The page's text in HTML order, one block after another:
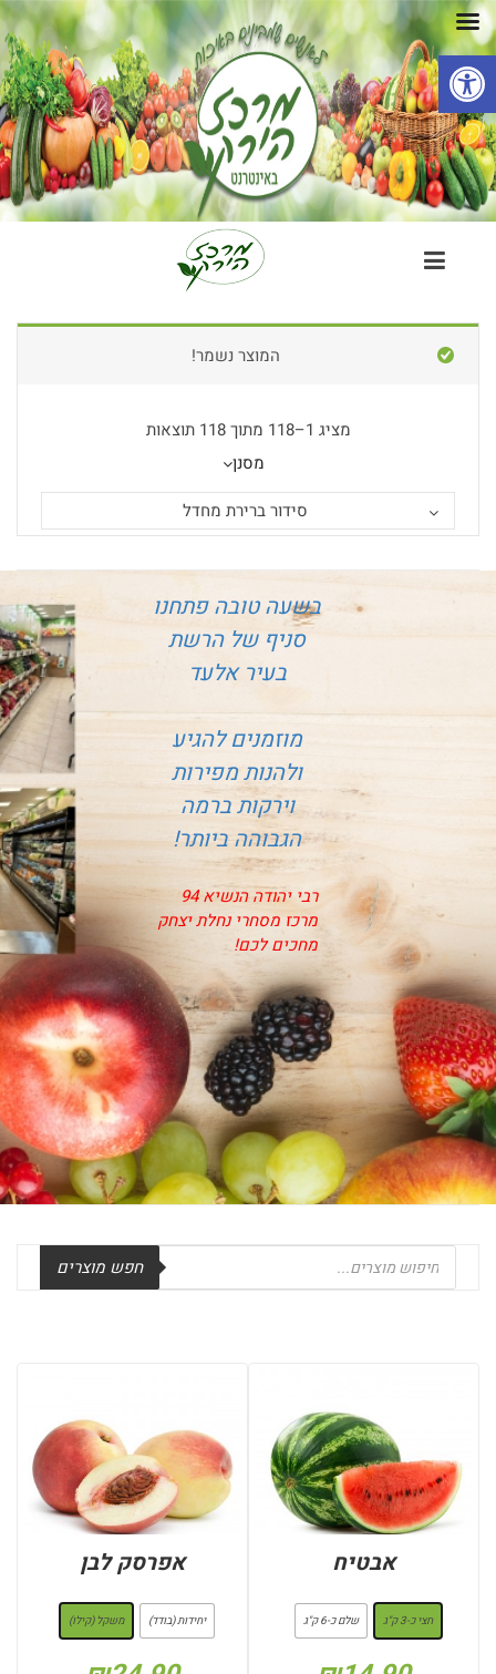
פתח סרגל נגישות
המוצר נשמר!
מציג 1–118 מתוך 118 תוצאות
מסנן
סידור ברירת מחדל
בשעה טובה פתחנו
סניף של הרשת
בעיר אלעד
מוזמנים להגיע
ולהנות מפירות
וירקות ברמה
הגבוהה ביותר!
רבי יהודה הנשיא 94
מרכז מסחרי נחלת יצחק
מחכים לכם!
search
חפש מוצרים
אבטיח
חצי כ-3 ק"ג שלם כ-6 ק"ג
אפרסק לבן
יחידות (בודד) משקל (קילו)